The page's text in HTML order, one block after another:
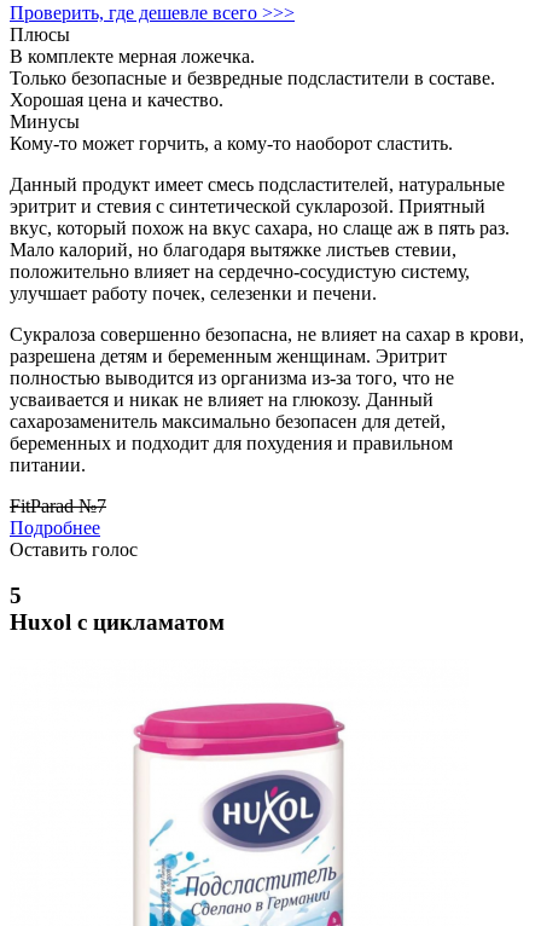
Проверить, где дешевле всего >>>
Плюсы
В комплекте мерная ложечка.
Только безопасные и безвредные подсластители в составе.
Хорошая цена и качество.
Минусы
Кому-то может горчить, а кому-то наоборот сластить.
Данный продукт имеет смесь подсластителей, натуральные
эритрит и стевия с синтетической сукларозой. Приятный
вкус, который похож на вкус сахара, но слаще аж в пять раз.
Мало калорий, но благодаря вытяжке листьев стевии,
положительно влияет на сердечно-сосудистую систему,
улучшает работу почек, селезенки и печени.
Сукралоза совершенно безопасна, не влияет на сахар в крови,
разрешена детям и беременным женщинам. Эритрит
полностью выводится из организма из-за того, что не
усваивается и никак не влияет на глюкозу. Данный
сахарозаменитель максимально безопасен для детей,
беременных и подходит для похудения и правильном
питании.
FitParad №7
Подробнее
Оставить голос
5
Huxol с цикламатом